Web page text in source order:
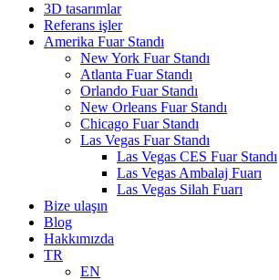
3D tasarımlar
Referans işler
Amerika Fuar Standı
New York Fuar Standı
Atlanta Fuar Standı
Orlando Fuar Standı
New Orleans Fuar Standı
Chicago Fuar Standı
Las Vegas Fuar Standı
Las Vegas CES Fuar Standı
Las Vegas Ambalaj Fuarı
Las Vegas Silah Fuarı
Bize ulaşın
Blog
Hakkımızda
TR
EN